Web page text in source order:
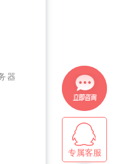
器
专属客服